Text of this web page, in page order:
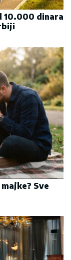
10.000 dinara
Sve